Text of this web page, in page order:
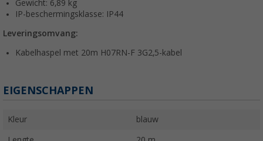
Gewicht: 6,89 kg
IP-beschermingsklasse: IP44
Leveringsomvang:
Kabelhaspel met 20m H07RN-F 3G2,5-kabel
EIGENSCHAPPEN
Kleur blauw